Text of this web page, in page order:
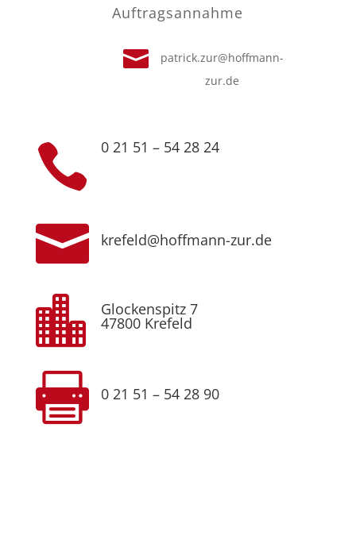
Auftragsannahme

patrick.zur@hoffmann-
zur.de
 0 21 51 – 54 28 24
 krefeld@hoffmann-zur.de
 Glockenspitz 7
47800 Krefeld
 0 21 51 – 54 28 90